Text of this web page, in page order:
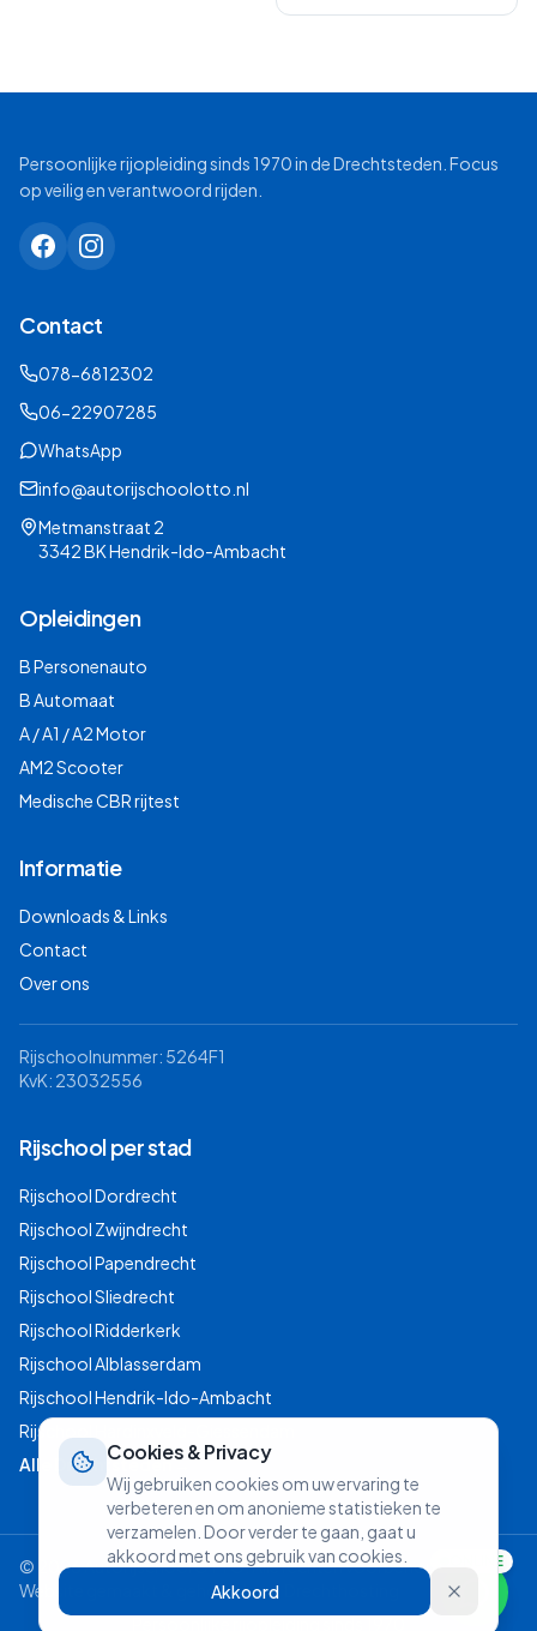
Persoonlijke rijopleiding sinds 1970 in de Drechtsteden. Focus
op veilig en verantwoord rijden.
Contact
078-6812302
06-22907285
WhatsApp
info@autorijschoolotto.nl
Metmanstraat 2
3342 BK Hendrik-Ido-Ambacht
Opleidingen
B Personenauto
B Automaat
A / A1 / A2 Motor
AM2 Scooter
Medische CBR rijtest
Informatie
Downloads & Links
Contact
Over ons
Rijschoolnummer: 5264F1
KvK: 23032556
Rijschool per stad
RijschoolDordrecht
Rijschool Zwijndrecht
RijschoolPapendrecht
RijschoolSliedrecht
RijschoolRidderkerk
RijschoolAlblasserdam
RijschoolHendrik-Ido-Ambacht
Rijschool
Alle Drechtsteden →
© 2026Autorijschool OTTO. Alle rechten voorbehouden.|
Website gemaakt & gehost door:
ONLINE
Cookies & Privacy
Wij gebruiken cookies om uw ervaring te
verbeteren en om anonieme statistieken te
verzamelen. Door verder te gaan, gaat u
akkoord met ons gebruik van cookies.
Akkoord